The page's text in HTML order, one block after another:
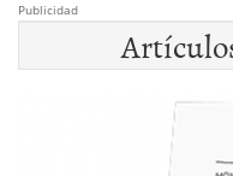
Publicidad